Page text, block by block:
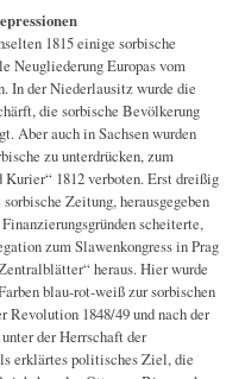
1815 einige sorbische
Neugliederung Europas vom
In der Niederlausitz wurde die
die sorbische Bevölkerung
Aber auch in Sachsen wurden
zu unterdrücken, zum
1812 verboten. Erst dreißig
Zeitung, herausgegeben
scheiterte,
zum Slawenkongress in Prag
heraus. Hier wurde
blau-rot-weiß zur sorbischen
Revolution 1848/49 und nach der
der Herrschaft der
erklärtes politisches Ziel, die